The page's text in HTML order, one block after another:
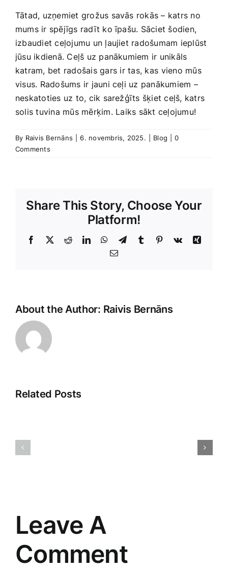
Tātad, ‌uzņemiet grožus savās rokās – katrs no‌
mums ir spējīgs radīt ko īpašu. Sāciet šodien,
izbaudiet ceļojumu un ļaujiet radošumam ieplūst
jūsu ikdienā. Ceļš uz panākumiem ir unikāls
katram, bet radošais gars ⁢ir tas, kas ⁢vieno ​mūs
visus. Radošums ir jauni ceļi uz panākumiem –
neskatoties uz to, cik sarežģīts šķiet ceļš, katrs
solis tuvina mūs mērķim. ⁤Laiks sākt ceļojumu!
By Raivis Bernāns 6. novembris, 2025. Blog
0
Comments
Share This Story, Choose Your
Platform!
Facebook
X RedditLinkedInWhatsApp
TelegramTumblr Pinterest
Vk
Xing
E-
About the Author: Raivis Bernāns
Related Posts
māksla
Leave A
Comment